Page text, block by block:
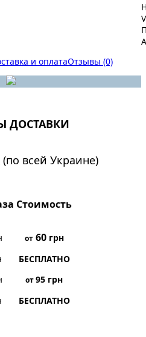
и оплатаОтзывы (0)
ДОСТАВКИ
(по всей Украине)
Стоимость
от60грн
БЕСПЛАТНО
от95 грн
БЕСПЛАТНО